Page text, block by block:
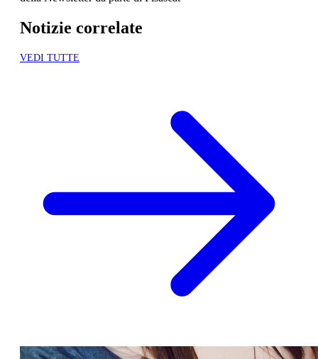
Notizie correlate
VEDI TUTTE